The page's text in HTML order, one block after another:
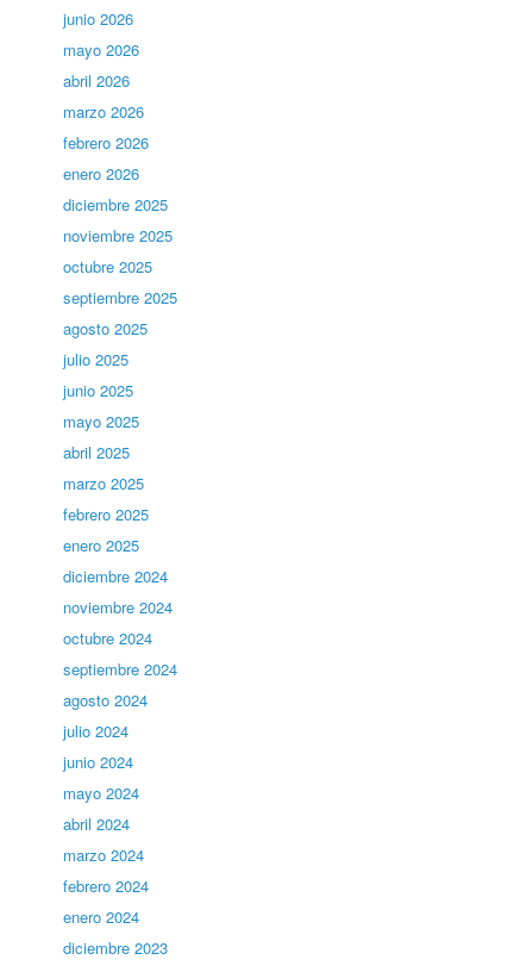
junio 2026
mayo 2026
abril 2026
marzo 2026
febrero 2026
enero 2026
diciembre 2025
noviembre 2025
octubre 2025
septiembre 2025
agosto 2025
julio 2025
junio 2025
mayo 2025
abril 2025
marzo 2025
febrero 2025
enero 2025
diciembre 2024
noviembre 2024
octubre 2024
septiembre 2024
agosto 2024
julio 2024
junio 2024
mayo 2024
abril 2024
marzo 2024
febrero 2024
enero 2024
diciembre 2023